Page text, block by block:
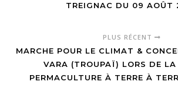
TREIGNAC DU 09 AOÛT
PLUS RÉCENT
MARCHE POUR LE CLIMAT &
VARA (TROUPAÏ) LORS DE LA
PERMACULTURE À TERRE À